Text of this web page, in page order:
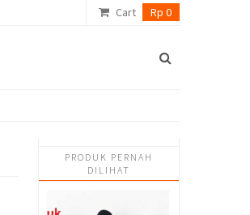
Cart Rp 0
PRODUK PERNAH
DILIHAT